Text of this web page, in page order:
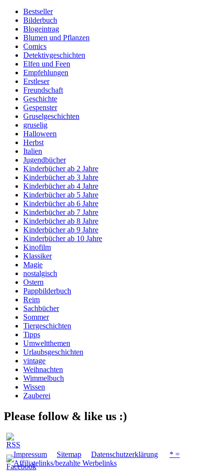
Bestseller
Bilderbuch
Blogeintrag
Blumen und Pflanzen
Comics
Detektivgeschichten
Elfen und Feen
Empfehlungen
Erstleser
Freundschaft
Geschichte
Gespenster
Gruselgeschichten
gruselig
Halloween
Herbst
Italien
Jugendbücher
Kinderbücher ab 2 Jahre
Kinderbücher ab 3 Jahre
Kinderbücher ab 4 Jahre
Kinderbücher ab 5 Jahre
Kinderbücher ab 6 Jahre
Kinderbücher ab 7 Jahre
Kinderbücher ab 8 Jahre
Kinderbücher ab 9 Jahre
Kinderbücher ab 10 Jahre
Kinofilm
Klassiker
Magie
nostalgisch
Ostern
Pappbilderbuch
Reim
Sachbücher
Sommer
Tiergeschichten
Tipps
Umweltthemen
Urlaubsgeschichten
vintage
Weihnachten
Wimmelbuch
Wissen
Zauberei
Please follow & like us :)
Impressum Sitemap Datenschutzerklärung
* =
Affiliatelinks/bezahlte Werbelinks